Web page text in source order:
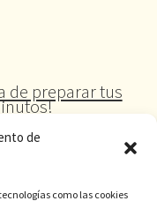
de
como las cookies
de preparar tus